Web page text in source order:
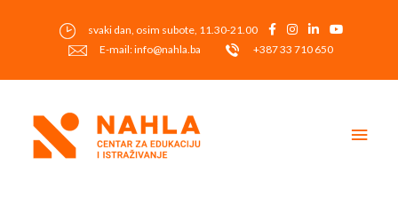
svaki dan, osim subote, 11.30-21.00
E-mail: info@nahla.ba
+387 33 710 650